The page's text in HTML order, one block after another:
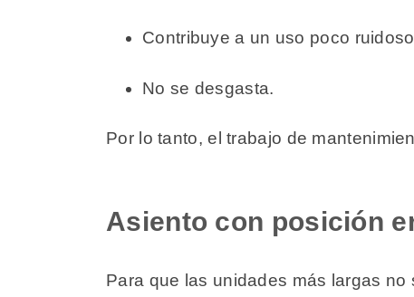
Contribuye a un uso poco ruidoso
No se desgasta.
Por lo tanto, el trabajo de
Asiento con posición
Para que las unidades más largas